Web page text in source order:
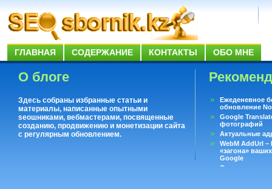
ГЛАВНАЯ СОДЕРЖАНИЕ КОНТАКТЫ ОБО МНЕ
О блоге
Здесь собраны избранные статьи и
материалы, написанные опытными
seoшниками, вебмастерами, посвященные
созданию, продвижению и монетизации сайта
с регулярным обновлением.
Ежеденевное
обновление
Google
фотографий
Актуальные
WebM AddUrl
«загона»
Google
Существует